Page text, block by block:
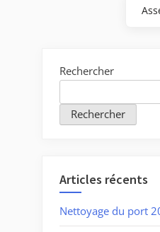
Rechercher
Rechercher
Articles récents
Nettoyage du port